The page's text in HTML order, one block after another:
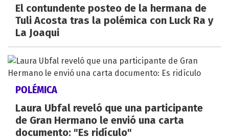
El contundente posteo de la hermana de
Tuli Acosta tras la polémica con Luck Ra y
La Joaqui
POLÉMICA
Laura Ubfal reveló que una participante
de Gran Hermano le envió una carta
documento: "Es ridículo"